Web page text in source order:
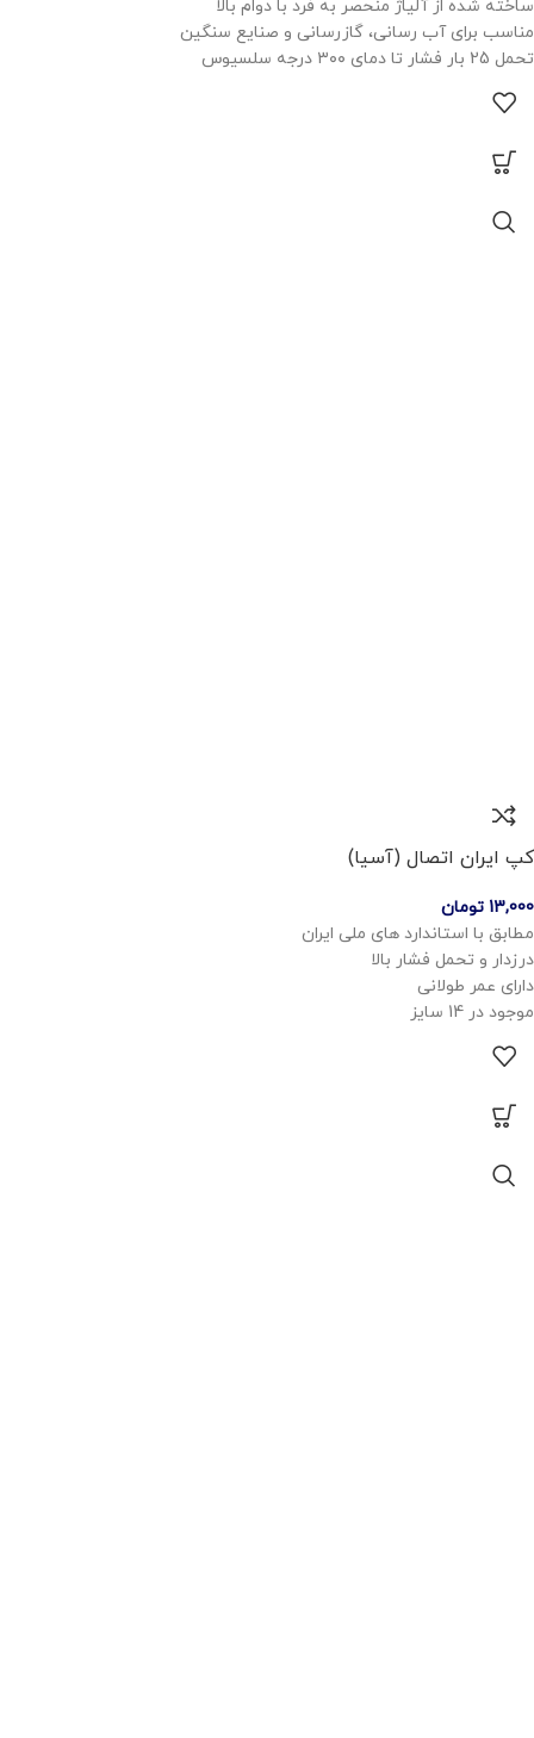
ساخته شده از آلیاژ منحصر به فرد با دوام بالا
مناسب برای آب رسانی، گازرسانی و صنایع سنگین
تحمل 25 بار فشار تا دمای ۳۰۰ درجه سلسیوس
کپ ایران اتصال (آسیا)
13,000 تومان
مطابق با استاندارد های ملی ایران
درزدار و تحمل فشار بالا
دارای عمر طولانی
موجود در 14 سایز